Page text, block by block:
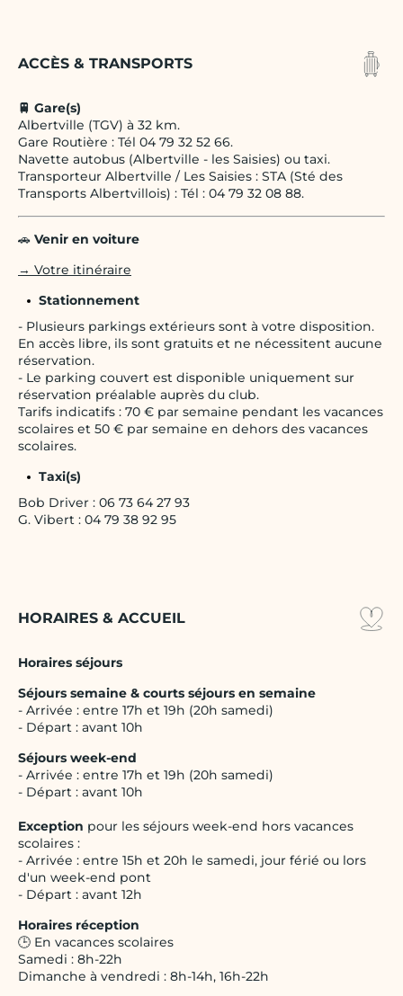
ACCÈS & TRANSPORTS
🚆 Gare(s)
Albertville (TGV) à 32 km.
Gare Routière : Tél 04 79 32 52 66.
Navette autobus (Albertville - les Saisies) ou taxi.
Transporteur Albertville / Les Saisies : STA (Sté des
Transports Albertvillois) : Tél : 04 79 32 08 88.
🚗 Venir en voiture
→ Votre itinéraire
Stationnement
- Plusieurs parkings extérieurs sont à votre disposition.
En accès libre, ils sont gratuits et ne nécessitent aucune
réservation.
- Le parking couvert est disponible uniquement sur
réservation préalable auprès du club.
Tarifs indicatifs : 70 € par semaine pendant les vacances
scolaires et 50 € par semaine en dehors des vacances
scolaires.
Taxi(s)
Bob Driver : 06 73 64 27 93
G. Vibert : 04 79 38 92 95
HORAIRES & ACCUEIL
Horaires séjours
Séjours semaine & courts séjours en semaine
- Arrivée : entre 17h et 19h (20h samedi)
- Départ : avant 10h
Séjours week-end
- Arrivée : entre 17h et 19h (20h samedi)
- Départ : avant 10h
Exception pour les séjours week-end hors vacances
scolaires :
- Arrivée : entre 15h et 20h le samedi, jour férié ou lors
d'un week-end pont
- Départ : avant 12h
Horaires réception
🕒 En vacances scolaires
Samedi : 8h-22h
Dimanche à vendredi : 8h-14h, 16h-22h